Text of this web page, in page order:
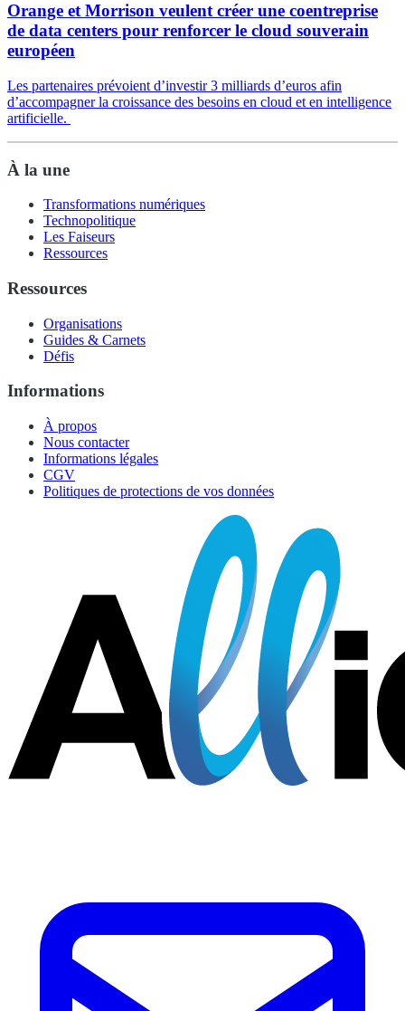
Orange et Morrison veulent créer une coentreprise
de data centers pour renforcer le cloud souverain
européen
Les partenaires prévoient d’investir 3 milliards d’euros afin
d’accompagner la croissance des besoins en cloud et en intelligence
artificielle.
À la une
Transformations numériques
Technopolitique
Les Faiseurs
Ressources
Ressources
Organisations
Guides & Carnets
Défis
Informations
À propos
Nous contacter
Informations légales
CGV
Politiques de protections de vos données